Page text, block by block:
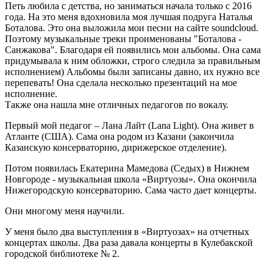
Петь любила с детства, но заниматься начала только с 2016
года. На это меня вдохновила моя лучшая подруга Наталья
Боталова. Это она выложила мои песни на сайте soundcloud.
Поэтому музыкальные треки проименованы "Боталова -
Санжакова". Благодаря ей появились мои альбомы. Она сама
придумывала к ним обложки, строго следила за правильным
исполнением) Альбомы были записаны давно, их нужно все
перепевать! Она сделала несколько презентаций на мое
исполнение.
Также она нашла мне отличных педагогов по вокалу.
Первый мой педагог – Лана Лайт (Lana Light). Она живет в
Атланте (США). Сама она родом из Казани (закончила
Казанскую консерваторию, дирижерское отделение).
Потом появилась Екатерина Мамедова (Седых) в Нижнем
Новгороде - музыкальная школа «Виртуозы». Она окончила
Нижегородскую консерваторию. Сама часто дает концерты.
Они многому меня научили.
У меня было два выступления в «Виртуозах» на отчетных
концертах школы. Два раза давала концерты в Кулебакской
городской библиотеке № 2.